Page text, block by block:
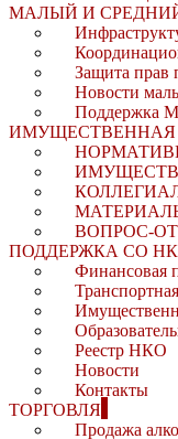
МАЛЫЙ И
Защита прав
Новости
Поддержка
ВОПРОС-
ПОДДЕРЖКА СО
Финансовая
Реестр НКО
Новости
Контакты
ТОРГОВЛЯ
Продажа